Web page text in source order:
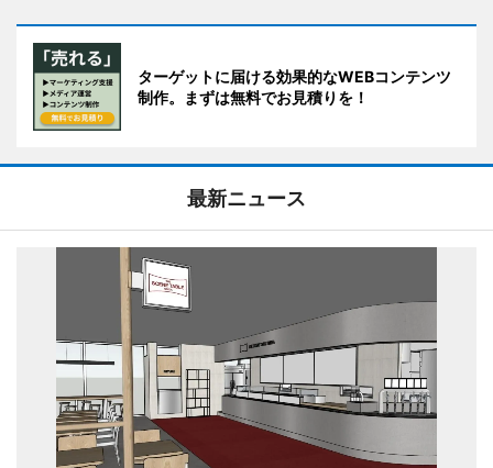
ターゲットに届ける効果的なWEBコンテンツ
制作。まずは無料でお見積りを！
最新ニュース